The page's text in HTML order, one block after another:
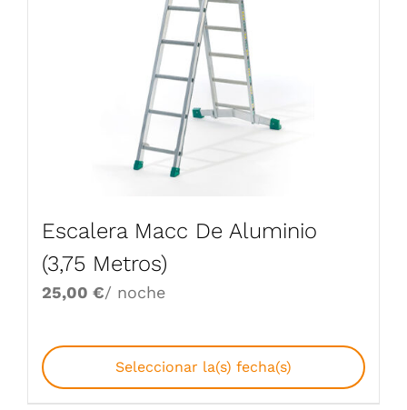
Escalera Macc De Aluminio
(3,75 Metros)
25,00 €/ noche
Seleccionar la(s) fecha(s)